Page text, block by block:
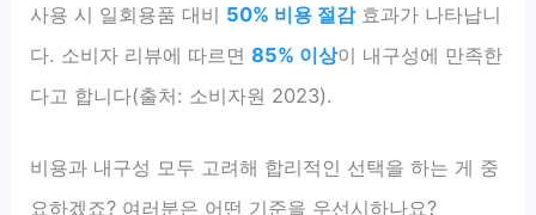
사용 시 일회용품 대비 50% 비용 절감효과가 나타납니
다. 소비자 리뷰에 따르면85% 이상이 내구성에 만족한
다고 합니다(출처: 소비자원 2023).
비용과 내구성 모두 고려해 합리적인 선택을 하는 게 중
요하겠죠? 여러분은 어떤 기준을 우선시하나요?